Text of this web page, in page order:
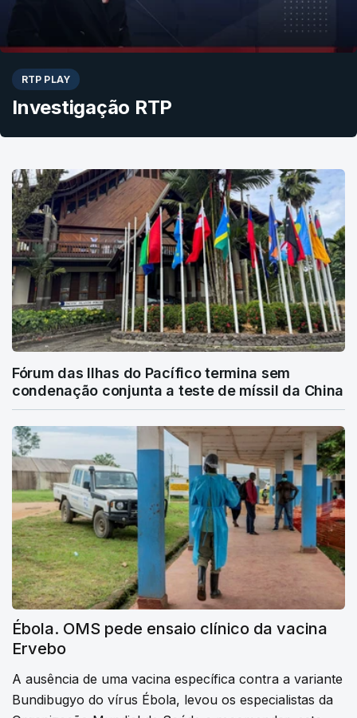
RTP PLAY
Investigação RTP
Fórum das Ilhas do Pacífico termina sem
condenação conjunta a teste de míssil da China
Ébola. OMS pede ensaio clínico da vacina
Ervebo
A ausência de uma vacina específica contra a variante
Bundibugyo do vírus Ébola, levou os especialistas da